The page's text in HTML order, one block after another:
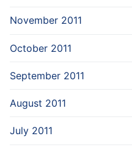
November 2011
October 2011
September 2011
August 2011
July 2011